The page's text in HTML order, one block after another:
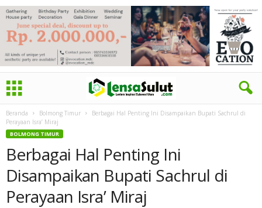
Beranda Bolmong Timur
Berbagai Hal Penting Ini Disampaikan Bupati Sachrul di
Perayaan Isra’ Miraj
BOLMONG TIMUR
Berbagai Hal Penting Ini
Disampaikan Bupati Sachrul di
Perayaan Isra’ Miraj